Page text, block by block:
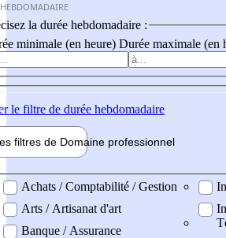
la durée hebdomadaire :
minimale (en heure) Durée maximale (en
le filtre de durée hebdomadaire
filtres de Domaine professionnel
professionel
Achats / Comptabilité / Gestion
Arts / Artisanat d'art
Banque / Assurance